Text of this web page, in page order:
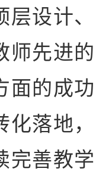
设计、
师先进
面的成
化落地
完善教